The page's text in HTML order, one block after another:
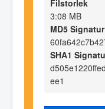
Filstorlek
3:08 MB
MD5 Signatur
SHA1
ee1